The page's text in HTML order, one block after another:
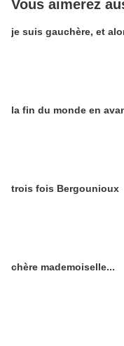
Vous aimerez
je suis gauchère, et
la fin du monde en
trois fois Bergounioux
chère mademoiselle...